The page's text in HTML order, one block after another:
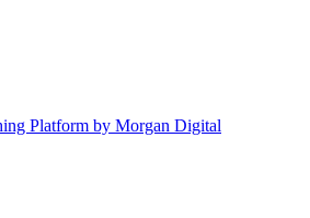
Platform by Morgan Digital